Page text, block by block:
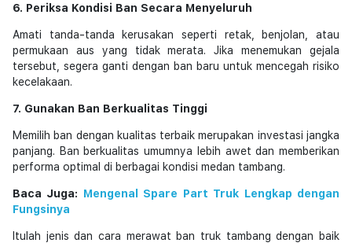
6. Periksa Kondisi Ban Secara Menyeluruh
Amati tanda-tanda kerusakan seperti retak, benjolan, atau
permukaan aus yang tidak merata. Jika menemukan gejala
tersebut, segera ganti dengan ban baru untuk mencegah risiko
kecelakaan.
7. Gunakan Ban Berkualitas Tinggi
Memilih ban dengan kualitas terbaik merupakan investasi jangka
panjang. Ban berkualitas umumnya lebih awet dan memberikan
performa optimal di berbagai kondisi medan tambang.
Baca Juga: Mengenal Spare Part Truk Lengkap dengan
Fungsinya
Itulah jenis dan cara merawat ban truk tambang dengan baik